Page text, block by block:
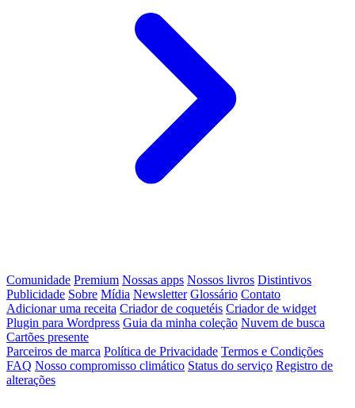
Comunidade Premium Nossas apps Nossos livros Distintivos
Publicidade Sobre Mídia Newsletter Glossário Contato
Adicionar uma receita Criador de coquetéis Criador de widget
Plugin para Wordpress Guia da minha coleção Nuvem de busca
Cartões presente
Parceiros de marca Política de Privacidade Termos e Condições
FAQ Nosso compromisso climático Status do serviço Registro de
alterações